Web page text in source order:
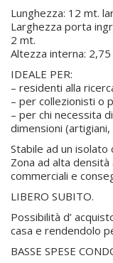
Lunghezza: 12 mt.
Larghezza porta
2 mt.
Altezza interna: 2,75
IDEALE PER:
– residenti alla
– per collezionisti o
– per chi necessita
dimensioni
Stabile ad un isolato
Zona ad alta
commerciali e
LIBERO SUBITO.
Possibilità d’
casa e rendendolo
BASSE SPESE